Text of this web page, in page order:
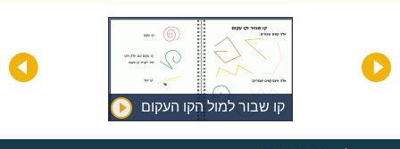
קו שבור למול הקו העקום